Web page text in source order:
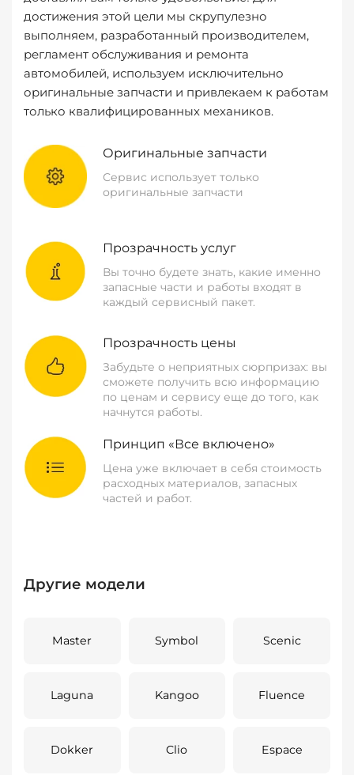
достижения этой цели мы скрупулезно
выполняем, разработанный производителем,
регламент обслуживания и ремонта
автомобилей, используем исключительно
оригинальные запчасти и привлекаем к работам
только квалифицированных механиков.
Оригинальные запчасти
Сервис использует только
оригинальные запчасти
Прозрачность услуг
Вы точно будете знать, какие именно
запасные части и работы входят в
каждый сервисный пакет.
Прозрачность цены
Забудьте о неприятных сюрпризах: вы
сможете получить всю информацию
по ценам и сервису еще до того, как
начнутся работы.
Принцип «Все включено»
Цена уже включает в себя стоимость
расходных материалов, запасных
частей и работ.
Другие модели
Master Symbol Scenic
Laguna Kangoo Fluence
Dokker Clio Espace